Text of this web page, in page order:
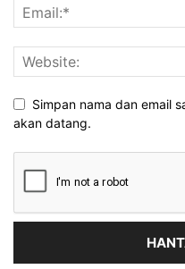
Simpan nama dan email
akan datang.